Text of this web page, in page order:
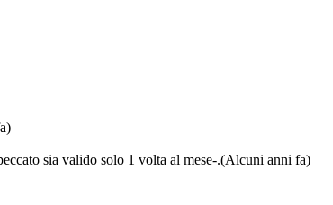
sia valido solo 1 volta al mese-.(Alcuni anni fa)